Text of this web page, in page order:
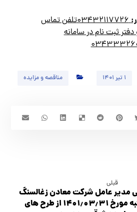
۰۳۴۳۲۱۱۷۷۲۶تلفن تماس
سامانه ۱۴۵۶ و دفتر ثبت نام در سامانه
۱ تیر ۱۴۰۱ مناقصه و مزایده
قبلی
مدیر عامل شرکت معادن زغالسنگ
کرمان در روز سه شنبه مورخ ۱۴۰۱٫۰۳٫۳۱ از طرح های